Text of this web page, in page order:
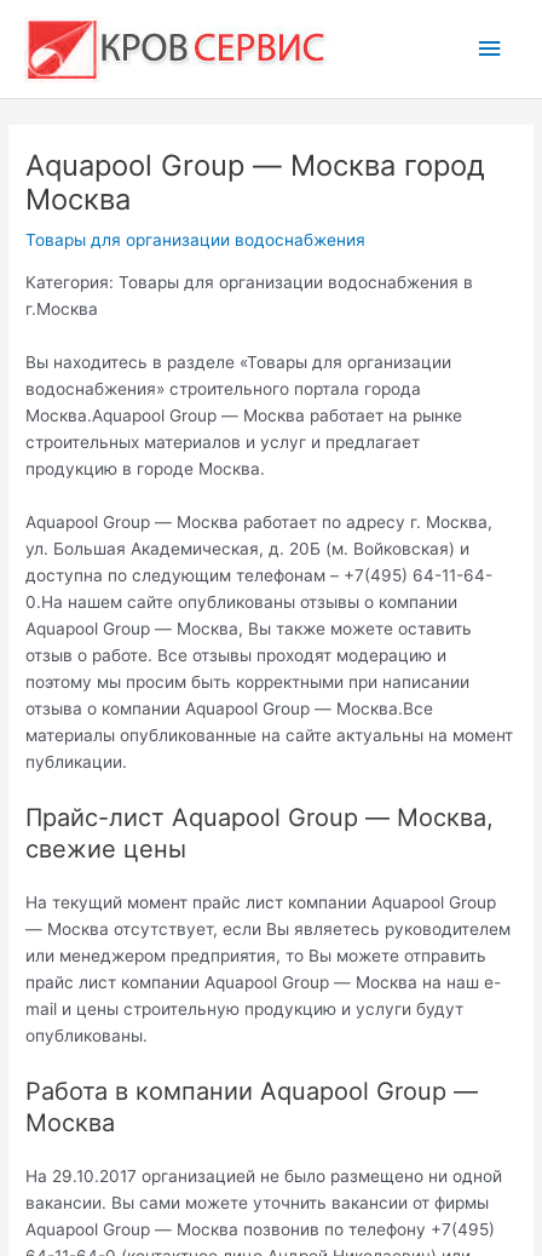
содержимому
Aquapool Group — Москва город
Москва
Товары для организации водоснабжения
Категория: Товары для организации водоснабжения в
г.Москва
Вы находитесь в разделе «Товары для организации
водоснабжения» строительного портала города
Москва.Aquapool Group — Москва работает на рынке
строительных материалов и услуг и предлагает
продукцию в городе Москва.
Aquapool Group — Москва работает по адресу г. Москва,
ул. Большая Академическая, д. 20Б (м. Войковская) и
доступна по следующим телефонам – +7(495) 64-11-64-
0.На нашем сайте опубликованы отзывы о компании
Aquapool Group — Москва, Вы также можете оставить
отзыв о работе. Все отзывы проходят модерацию и
поэтому мы просим быть корректными при написании
отзыва о компании Aquapool Group — Москва.Все
материалы опубликованные на сайте актуальны на момент
публикации.
Прайс-лист Aquapool Group — Москва,
свежие цены
На текущий момент прайс лист компании Aquapool Group
— Москва отсутствует, если Вы являетесь руководителем
или менеджером предприятия, то Вы можете отправить
прайс лист компании Aquapool Group — Москва на наш e-
mail и цены строительную продукцию и услуги будут
опубликованы.
Работа в компании Aquapool Group —
Москва
На 29.10.2017 организацией не было размещено ни одной
вакансии. Вы сами можете уточнить вакансии от фирмы
Aquapool Group — Москва позвонив по телефону +7(495)